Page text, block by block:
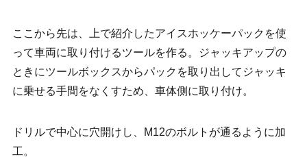
ここから先は、上で紹介したアイスホッケーパックを使
って車両に取り付けるツールを作る。ジャッキアップの
ときにツールボックスからパックを取り出してジャッキ
に乗せる手間をなくすため、車体側に取り付け。
ドリルで中心に穴開けし、M12のボルトが通るように加
工。